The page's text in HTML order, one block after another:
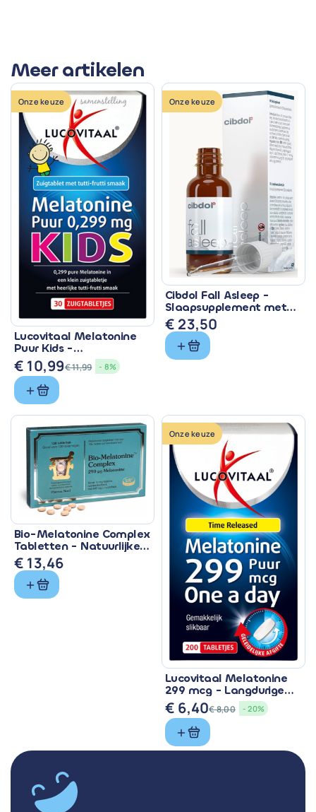
Meer artikelen
Onze keuze
Lucovitaal Melatonine
Puur Kids -
Zuigtabletten met 299
mcg
€11,99
Oorspronkelijke
prijs
was:
€ 11,99.
€ 10,99
Huidige
prijs
is:
€ 10,99.
- 8%
Onze keuze
Cibdol Fall Asleep -
Slaapsupplement met
CBD & Melatonine
€ 23,50
Bio-Melatonine Complex
Tabletten - Natuurlijke
Slaapondersteuning
€ 13,46
Onze keuze
Lucovitaal Melatonine
299 mcg - Langdurige
Werkzaamheid
€8,00
Oorspronkelijke
prijs
was:
€ 6,40
Huidige
prijs
is:
- 20%